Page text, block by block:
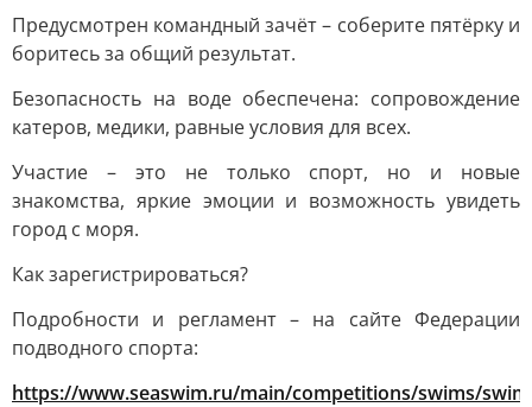
Предусмотрен командный зачёт – соберите пятёрку и
боритесь за общий результат.
Безопасность на воде обеспечена: сопровождение
катеров, медики, равные условия для всех.
Участие – это не только спорт, но и новые
знакомства, яркие эмоции и возможность увидеть
город с моря.
Как зарегистрироваться?
Подробности и регламент – на сайте Федерации
подводного спорта:
https://www.seaswim.ru/main/competitions/swims/